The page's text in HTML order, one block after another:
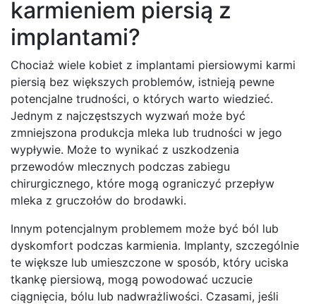
karmieniem piersią z
implantami?
Chociaż wiele kobiet z implantami piersiowymi karmi
piersią bez większych problemów, istnieją pewne
potencjalne trudności, o których warto wiedzieć.
Jednym z najczęstszych wyzwań może być
zmniejszona produkcja mleka lub trudności w jego
wypływie. Może to wynikać z uszkodzenia
przewodów mlecznych podczas zabiegu
chirurgicznego, które mogą ograniczyć przepływ
mleka z gruczołów do brodawki.
Innym potencjalnym problemem może być ból lub
dyskomfort podczas karmienia. Implanty, szczególnie
te większe lub umieszczone w sposób, który uciska
tkankę piersiową, mogą powodować uczucie
ciągnięcia, bólu lub nadwrażliwości. Czasami, jeśli